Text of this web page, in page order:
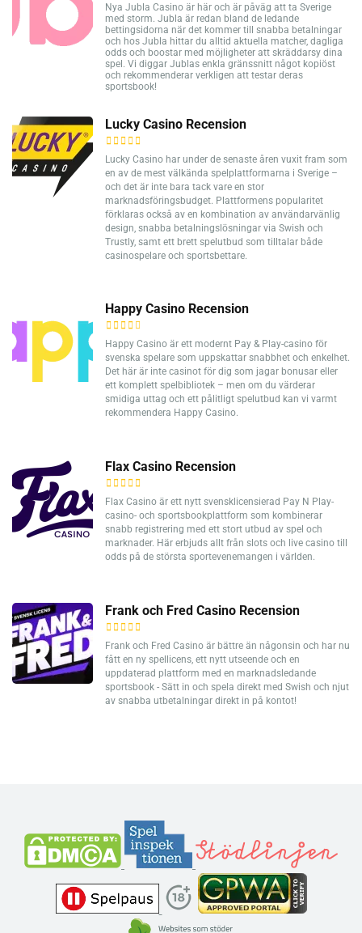
Nya Jubla Casino är här och är påväg att ta Sverige
med storm. Jubla är redan bland de ledande
bettingsidorna när det kommer till snabba betalningar
och hos Jubla hittar du alltid aktuella matcher, dagliga
odds och boostar med möjligheter att skräddarsy dina
spel. Vi diggar Jublas enkla gränssnitt något kopiöst
och rekommenderar verkligen att testar deras
sportsbook!
Lucky Casino Recension
Lucky Casino har under de senaste åren vuxit fram som
en av de mest välkända spelplattformarna i Sverige –
och det är inte bara tack vare en stor
marknadsföringsbudget. Plattformens popularitet
förklaras också av en kombination av användarvänlig
design, snabba betalningslösningar via Swish och
Trustly, samt ett brett spelutbud som tilltalar både
casinospelare och sportsbettare.
Happy Casino Recension
Happy Casino är ett modernt Pay & Play-casino för
svenska spelare som uppskattar snabbhet och enkelhet.
Det här är inte casinot för dig som jagar bonusar eller
ett komplett spelbibliotek – men om du värderar
smidiga uttag och ett pålitligt spelutbud kan vi varmt
rekommendera Happy Casino.
Flax Casino Recension
Flax Casino är ett nytt svensklicensierad Pay N Play-
casino- och sportsbookplattform som kombinerar
snabb registrering med ett stort utbud av spel och
marknader. Här erbjuds allt från slots och live casino till
odds på de största sportevenemangen i världen.
Frank och Fred Casino Recension
Frank och Fred Casino är bättre än någonsin och har nu
fått en ny spellicens, ett nytt utseende och en
uppdaterad plattform med en marknadsledande
sportsbook - Sätt in och spela direkt med Swish och njut
av snabba utbetalningar direkt in på kontot!